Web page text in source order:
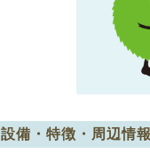
設備・特徴・周辺情報